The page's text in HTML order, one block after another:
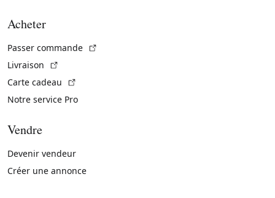
Acheter
Passer commande
Livraison
Carte cadeau
Notre service Pro
Vendre
Devenir vendeur
Créer une annonce